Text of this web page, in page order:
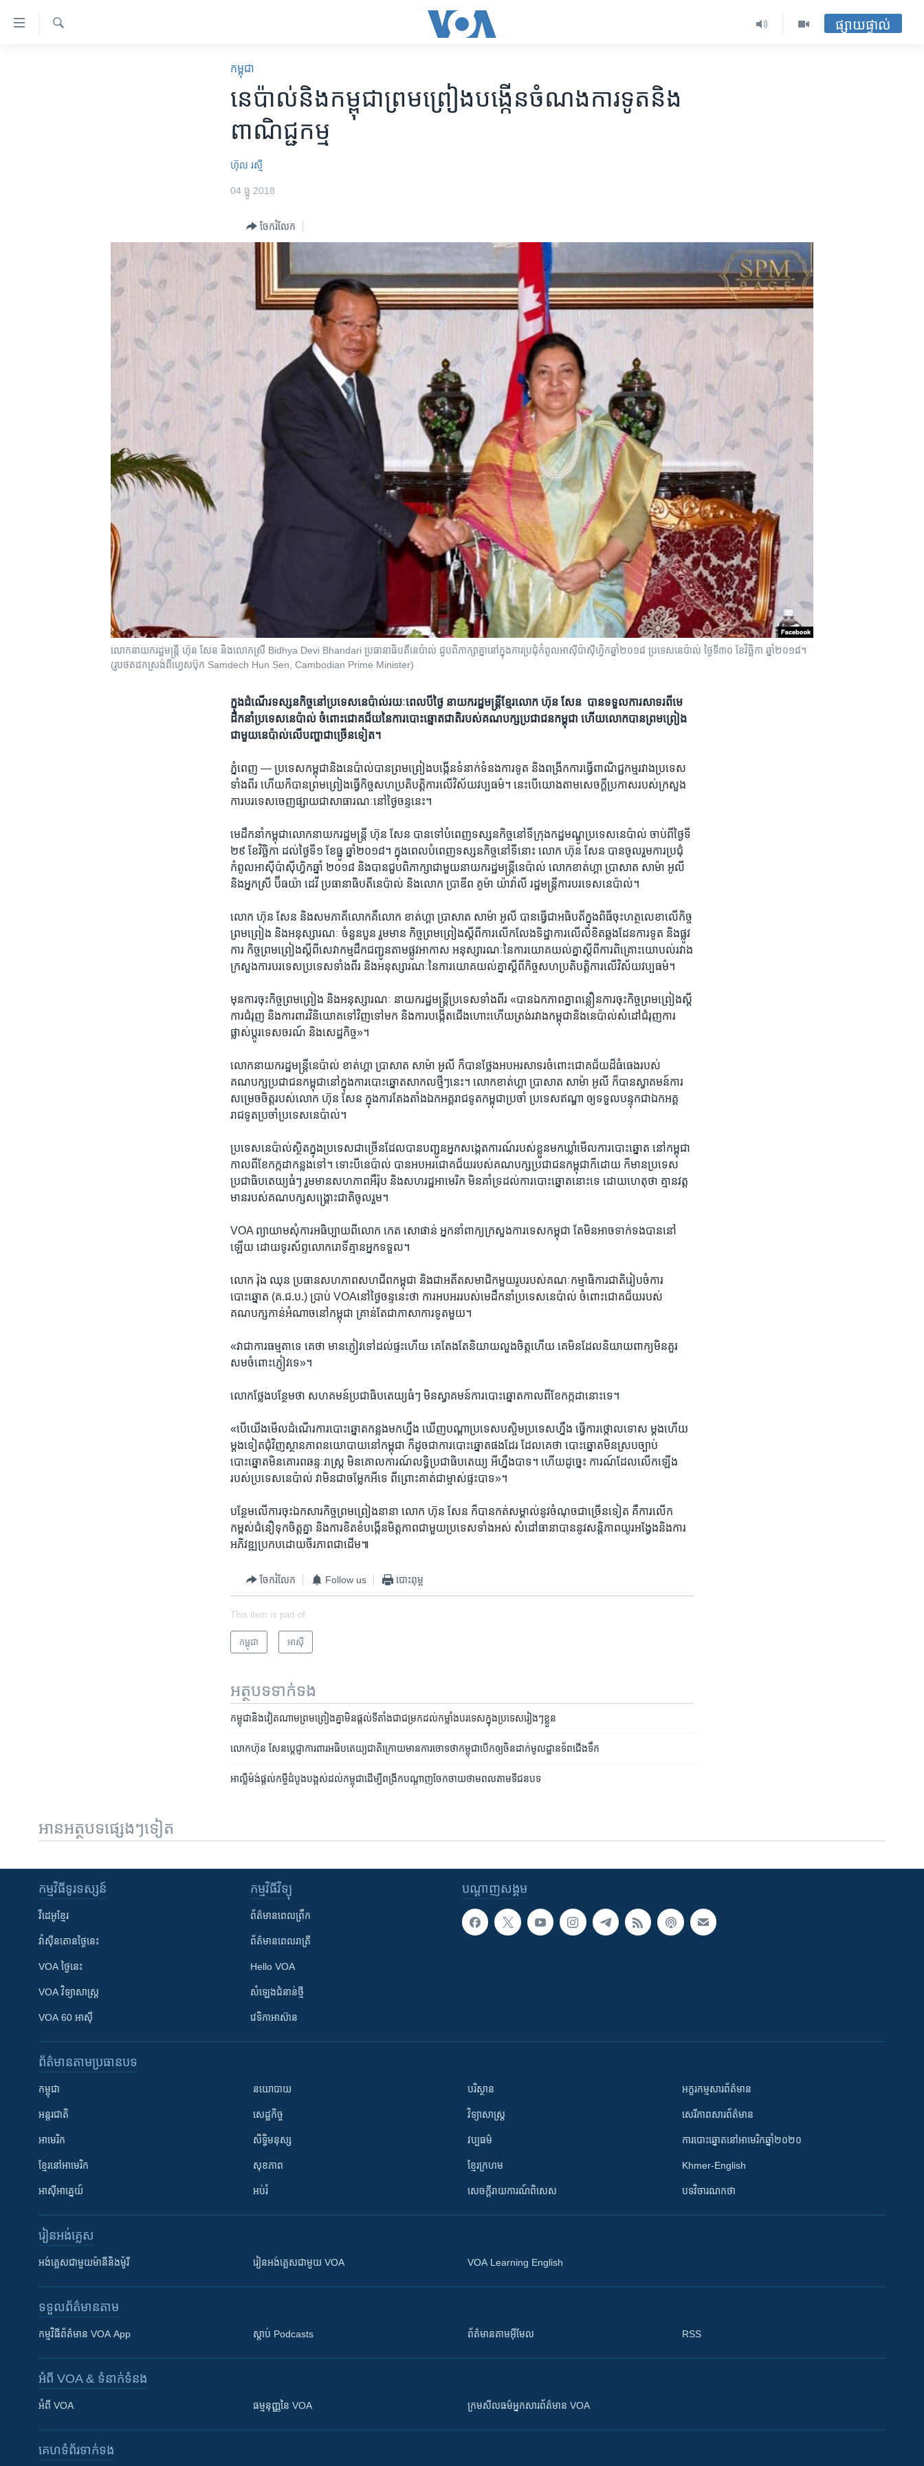
ទៅ​
ផ្សាយផ្ទាល់
កម្ពុជា
នេប៉ាល់​និង​កម្ពុជា​ព្រមព្រៀង​បង្កើន​ចំណង​ការទូត​និង​
ពាណិជ្ជកម្ម
ហ៊ុល រស្មី
04 ធ្នូ 2018
ចែករំលែក
លោក​នាយករដ្ឋមន្ត្រី​ ​ហ៊ុន សែន និងលោកស្រី Bidhya Devi Bhandari ប្រធានាធិបតីនេប៉ាល់ ជួបពិភាក្សាគ្នានៅក្នុងការ​ប្រជុំ​កំពូល​អាស៊ី​ប៉ាស៊ីហ្វិក​ឆ្នាំ​២០១៨ ប្រទេសនេប៉ាល់ ថ្ងៃទី៣០ ខែវិច្ឆិកា ឆ្នាំ២០១៨។
(រូបថតដកស្រង់ពីហ្វេសប៊ុក Samdech Hun Sen, Cambodian Prime Minister)
ក្នុង​ដំណើរ​ទស្សនកិច្ច​នៅ​ប្រទេស​នេប៉ាល់​រយៈពេល​បីថ្ងៃ​ ​នាយករដ្ឋ​មន្ត្រី​ខ្មែរ​លោក​ ​ហ៊ុន សែន​ ​ ​បាន​ទទួល​ការ​សាទរ​ពី​មេ
ដឹកនាំ​ប្រទេស​នេប៉ាល់​ ចំពោះ​ជោគជ័យ​នៃ​ការ​បោះឆ្នោត​ជាតិ​របស់​គណបក្ស​ប្រជាជន​កម្ពុជា​ ហើយ​លោក​បាន​ព្រមព្រៀង​
ជាមួយ​នេប៉ាល់​លើ​បញ្ហា​ជា​ច្រើន​ទៀត។
ភ្នំពេញ —ប្រទេស​កម្ពុជា​និង​នេប៉ាល់​បាន​ព្រមព្រៀង​បង្កើន​ទំនាក់​ទំនង​ការទូត​ ​និង​ពង្រីក​ការ​ធ្វើ​ពាណិជ្ជកម្ម​រវាង​ប្រទេស​
ទាំងពីរ​ ហើយ​ក៏​បាន​ព្រម​ព្រៀង​ធ្វើ​កិច្ច​សហ​ប្រតិបត្តិការ​លើ​វិស័យ​វប្បធម៌។​ ​នេះ​បើ​យោង​តាម​សេចក្តី​ប្រកាស​របស់​ក្រសួង​
ការ​បរទេស​ចេញ​ផ្សាយ​ជា​សាធារណៈ​នៅថ្ងៃ​ចន្ទ​នេះ។
​មេដឹកនាំ​កម្ពុជា​លោក​នាយករដ្ឋមន្ត្រី​ ​ហ៊ុន សែន​ ​បាន​ទៅ​បំពេញ​ទស្សនកិច្ច​នៅ​ទីក្រុង​កដ្ឋមណ្ឌូ​ប្រទេស​នេប៉ាល់​ ចាប់ពីថ្ងៃ​ទី​
២៩ ​ខែវិច្ឆិកា ដល់​ថ្ងៃទី​១ ខែធ្នូ​ ឆ្នាំ​២០១៨។​ ​ក្នុងពេល​បំពេញ​ទស្សនកិច្ច​នៅ​ទី​នោះ​ ​លោក​ ​ហ៊ុន សែន​ ​បាន​ចូលរួម​ការ​ប្រជុំ​
កំពូល​អាស៊ី​ប៉ាស៊ីហ្វិក​ឆ្នាំ​ ២០១៨​ និង​បាន​ជួប​ពិភាក្សា​ជាមួយ​នាយក​រដ្ឋ​មន្ត្រី​នេប៉ាល់​ លោក​ខាត់​ហ្គា ប្រាសាត​ សាម៉ា អូលី​
និង​អ្នកស្រី ​ប៊ីធយ៉ា ដេវី​ ប្រធានា​ធិបតី​នេប៉ាល់​ ​និង​លោក​ ប្រាឌីព គូម៉ា យ៉ាវ៉ាលី​ ​រដ្ឋមន្ត្រីការ​បរទេស​នេប៉ាល់។
លោក​ ​ហ៊ុន សែន​ ​និង​សមភាគី​លោក​គឺ​លោក​ ​ខាត់ហ្គា ប្រាសាត​ ​សាម៉ា អូលី​ បាន​ធ្វើ​ជាអធិបតី​ក្នុង​ពិធី​ចុះ​ហត្ថលេខា​លើ​កិច្ច
ព្រម​ព្រៀង​ និង​អនុស្សារណៈ​ ចំនួន​បួន​ រួម​មាន​ កិច្ច​ព្រមព្រៀង​ស្តីពី​ការ​លើក​លែង​ទិដ្ឋាការ​លើ​លិខិត​ឆ្លង​ដែន​ការទូត​ និង​ផ្លូវ
ការ​ កិច្ច​ព្រម​ព្រៀង​ស្តីពី​សេវាកម្ម​ដឹកជញ្ជូន​តាម​ផ្លូវ​អាកាស​ អនុស្សារណៈ​នៃ​ការ​យោគយល់​គ្នា​ស្តីពី​ការ​ពិគ្រោះ​យោបល់​រវាង​
ក្រសួង​ការបរទេស​ប្រទេស​ទាំងពីរ​ ​និង​អនុស្សារណៈ​នៃ​ការ​យោគយល់​គ្នា​ស្តីពី​កិច្ច​សហប្រតិបត្តិការលើ​វិស័យ​វប្បធម៌។
មុន​ការ​ចុះកិច្ច​ព្រមព្រៀង​ ​និង​អនុស្សារណៈ​ ​នាយក​រដ្ឋ​មន្ត្រី​ប្រទេស​ទាំងពីរ​ ​«បាន​ឯកភាព​គ្នា​ពន្លឿន​ការ​ចុះ​កិច្ចព្រម​ព្រៀង​ស្តី​
ការ​ជំរុញ​ និង​ការពារ​វិនិយោគ​ទៅវិញ​ទៅ​មក​ និង​ការ​បង្កើត​ជើង​ហោះ​ហើយ​ត្រង់​រវាង​កម្ពុជា​និង​នេប៉ាល់​សំដៅ​ជំរុញ​ការ​
ផ្លាស់​ប្តូរ​ទេសចរណ៍​ និង​សេដ្ឋកិច្ច»។
លោក​នាយក​រដ្ឋមន្ត្រី​នេប៉ាល់​ ខាត់​ហ្គា ប្រាសាត​ ​សាម៉ា អូលី​ ​ក៏​បាន​ថ្លែង​អបអរ​សាទរ​ចំពោះ​ជោគ​ជ័យ​ដ៏​ធំធេង​របស់​
គណបក្ស​ប្រជាជន​កម្ពុជា​នៅ​ក្នុង​ការ​បោះឆ្នោត​សាកល​ថ្មីៗ​នេះ។ លោក​ខាត់​ហ្គា ប្រាសាត​ សាម៉ា អូលី ក៏​បាន​ស្វាគមន៍​ការ​
សម្រេចចិត្ត​របស់​លោក ហ៊ុន សែន​ ក្នុង​ការ​តែងតាំង​ឯក​អគ្គរាជទូត​កម្ពុជា​ប្រចាំ​ ប្រទេស​ឥណ្ឌា​ ឲ្យ​ទទួល​បន្ទុក​ជា​ឯកអគ្គ
រាជទូត​ប្រចាំ​ប្រទេស​នេប៉ាល់។
​ប្រទេស​នេប៉ាល់ស្ថិត​ក្នុង​ប្រទេស​ជាច្រើន​ដែល​បាន​បញ្ជូន​អ្នក​សង្កេត​ការណ៍​របស់​ខ្លួន​មក​ឃ្លាំ​មើល​ការបោះឆ្នោត​ នៅ​កម្ពុជា​
កាលពី​ខែ​កក្កដា​កន្លង​ទៅ។ ទោះបី​នេប៉ាល់​ បាន​អបអរ​ជោគជ័យ​របស់​គណបក្ស​ប្រជាជន​កម្ពុជា​ក៏ដោយ​ ក៏មាន​ប្រទេស​
ប្រជាធិបតេយ្យ​ធំៗ​ រួម​មាន​សហភាព​អឺរ៉ុប និង​សហរដ្ឋ​អាមេរិក​ មិន​គាំទ្រ​ដល់​ការ​បោះឆ្នោត​នោះ​ទេ​ ដោយ​ហេតុ​ថា​ គ្មាន​វត្ត
មាន​របស់​គណបក្ស​សង្គ្រោះ​ជាតិ​ចូលរួម។
VOA​ ​ព្យាយាម​សុំការ​អធិប្បាយ​ពី​លោក​ កេត សោផាន់​ អ្នក​នាំ​ពាក្យ​ក្រសួង​ការទេស​កម្ពុជា​ តែ​មិន​អាច​ទាក់​ទង​បាន​នៅ​
ឡើយ​ ដោយ​ទូរស័ព្ទ​លោក​រោទិ៍​គ្មាន​អ្នក​ទទួល។
លោក ​រ៉ុង ឈុន​ ​ប្រធាន​សហភាព​សហជីព​កម្ពុជា​ និង​ជា​អតីត​សមាជិក​មួយ​រូប​របស់​គណៈកម្មាធិការ​ជាតិ​រៀប​ចំ​ការ​
បោះឆ្នោត​ ​(គ.ជ.ប.)​ ​ប្រាប់​ ​VOAនៅ​ថ្ងៃ​ចន្ទ​នេះ​ថា​ ​ការ​អបអរ​របស់​មេដឹកនាំ​ប្រទេស​នេប៉ាល់ ចំពោះ​ជោគជ័យ​របស់​
គណបក្ស​កាន់​អំណាច​នៅ​កម្ពុជា​ គ្រាន់តែ​ជា​ភាសា​ការទូត​មួយ។
«វា​ជា​ការ​ធម្មតា​ទេ​ គេថា​ មាន​ភ្ញៀវ​ទៅ​ដល់​ផ្ទះ​ហើយ​ គេ​តែងតែ​និយាយ​លួងចិត្ត​ហើយ​ គេ​មិន​ដែល​និយាយ​ពាក្យ​មិន​គួរ​
សម​ចំពោះ​ភ្ញៀវ​ទេ»។
លោក​ថ្លែង​បន្ថែម​ថា​ សហគមន៍​ប្រជាធិបតេយ្យ​ធំៗ​ មិន​ស្វាគមន៍​ការ​បោះឆ្នោត​កាលពី​ខែ​កក្កដា​នោះ​ទេ។​
«បើ​យើង​មើល​ដំណើរការ​បោះឆ្នោត​កន្លង​មក​ហ្នឹង​ ឃើញ​បណ្តា​ប្រទេស​បស្ចិម​ប្រទេស​ហ្នឹង​ ធ្វើ​ការ​ថ្កោល​ទោស​ ម្តង​ហើយ​
ម្តង​ទៀត​ជុំវិញ​ស្ថានភាព​នយោបាយ​នៅ​កម្ពុជា​ ក៏​ដូច​ជា​ការ​បោះឆ្នោត​ផងដែរ​ ដែល​គេ​ថា​ បោះឆ្នោត​មិន​ស្រប​ច្បាប់​
បោះឆ្នោត​មិន​គោរព​ឆន្ទៈ​រាស្ត្រ​ មិន​គោល​ការណ៍​លទ្ធិ​ប្រជាធិបតេយ្យ​ អី​ហ្នឹង​បាទ។ ហើយ​ដូច្នេះ​ ការណ៍​ដែល​លើក​ឡើង​
របស់ប្រទេស​នេប៉ាល់​ វា​មិន​ជា​ចម្លែក​អី​ទេ​ ពីព្រោះ​គាត់​ជា​ម្ចាស់​ផ្ទះ​បាទ»។​
បន្ថែម​លើ​ការ​ចុះ​ឯកសារ​កិច្ច​ព្រមព្រៀង​នានា​ លោក​ ​ហ៊ុន សែន​ ​ក៏​បាន​កត់សម្គាល់​នូវ​ចំណុច​ជា​ច្រើន​ទៀត គឺ​ការ​លើក​
កម្ពស់​ជំនឿ​ទុក​ចិត្ត​គ្នា​ និង​ការ​ខិតខំ​បង្កើន​មិត្តភាព​ជាមួយ​ប្រទេស​ទាំង​អស់​ សំដៅ​ធានា​បាន​នូវ​សន្តិភាព​យូរអង្វែង​និង​ការ​
អភិវឌ្ឍ​ប្រកប​ដោយ​ចីរភាព​ជាដើម៕
ចែករំលែក Follow us បោះពុម្ព
This item is part of
កម្ពុជា អាស៊ី
អត្ថបទ​ទាក់ទង
កម្ពុជា​និង​វៀតណាម​ព្រមព្រៀង​​​គ្នា​មិន​​ផ្តល់​ទី​តាំង​ជា​ជម្រក​​ដល់​កម្លាំង​បរទេស​ក្នុង​ប្រទេស​រៀងៗ​ខ្លួន
លោក​​​ហ៊ុន សែន​​​ប្តេជ្ញា​ការពារ​អធិបតេយ្យ​ជាតិ​​​ក្រោយ​មាន​ការ​ចោទ​ថា​​កម្ពុជា​បើក​ឲ្យ​ចិន​ដាក់​មូលដ្ឋាន​ទ័ព​​ជើង​ទឹក
អាល្លឺម៉ង់​​ផ្តល់​កម្ចី​ដំបូង​បង្អស់​ដល់​កម្ពុជា​ដើម្បី​ពង្រីក​បណ្តាញ​ចែកចាយ​ថាមពល​តាម​ទី​ជន​បទ​
អានអត្ថបទផ្សេងៗទៀត
បណ្តាញ​សង្គម
កម្មវិធី​ទូរទស្សន៍
វីដេអូ​ខ្មែរ
វ៉ាស៊ីនតោន​ថ្ងៃ​នេះ
VOA ថ្ងៃនេះ
VOA ​វិទ្យាសាស្ត្រ
VOA 60 អាស៊ី
កម្មវិធី​វិទ្យុ
ព័ត៌មាន​ពេល​ព្រឹក
ព័ត៌មាន​​ពេល​រាត្រី
Hello VOA
សំឡេង​ជំនាន់​ថ្មី
វេទិកា​អាស៊ាន
ព័ត៌មាន​តាមប្រធានបទ​
កម្ពុជា
អន្តរជាតិ
អាមេរិក
ខ្មែរ​នៅអាមេរិក
អាស៊ីអាគ្នេយ៍
នយោបាយ
សេដ្ឋកិច្ច
សិទ្ធិមនុស្ស
សុខភាព
អប់រំ
បរិស្ថាន
វិទ្យាសាស្រ្ត
វប្បធម៌
ខ្មែរក្រហម
សេចក្តីរាយការណ៍ពិសេស
អក្ខរកម្មសារព័ត៌មាន
សេរីភាពសារព័ត៌មាន
ការបោះឆ្នោតនៅអាមេរិកឆ្នាំ២០២០
Khmer-English
បទវិចារណកថា
រៀន​​អង់គ្លេស
អង់គ្លេស​ជាមួយ​ម៉ានី​និង​ម៉ូរី រៀន​​​​​​អង់គ្លេស​​ជាមួយ VOA VOA Learning English
ទទួល​ព័ត៌មាន​តាម
កម្មវិធី​ព័ត៌មាន VOA App ស្តាប់ Podcasts ព័ត៌មាន​តាម​អ៊ីមែល RSS
អំពី​ VOA & ទំនាក់ទំនង
អំពី​ VOA ធម្មនុញ្ញ​នៃ VOA ក្រម​​​សីលធម៌​​​អ្នក​​​សារព័ត៌មាន VOA
គេហទំព័រ​​ទាក់ទង